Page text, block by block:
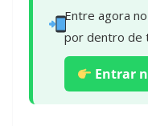
Entre agora
por dentro de
Entrar